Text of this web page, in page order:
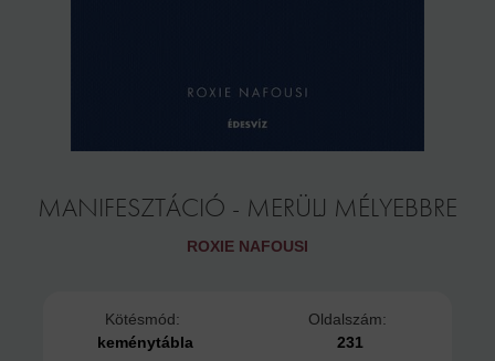
MANIFESZTÁCIÓ - MERÜLJ MÉLYEBBRE
ROXIE NAFOUSI
Kötésmód:
keménytábla
Oldalszám:
231